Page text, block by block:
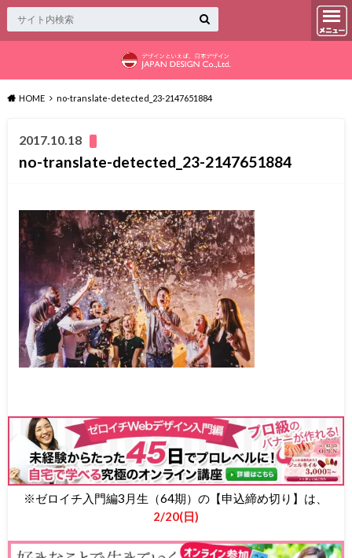
HOME no-translate-detected_23-2147651884
2017.10.18
no-translate-detected_23-2147651884
※ゼロイチ入門編3月生（64期）の【申込締め切り】は、
2/20(日)